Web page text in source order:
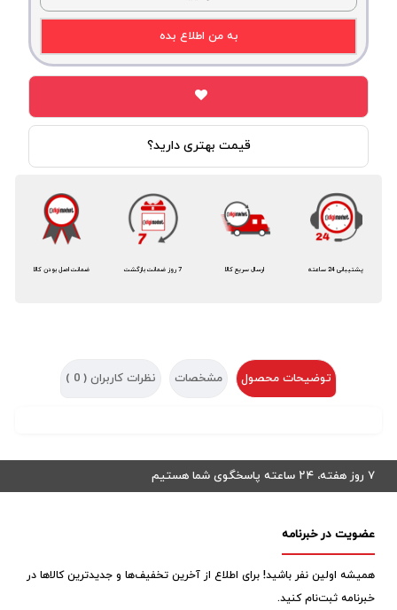
به من اطلاع بده
قیمت بهتری دارید؟
ضمانت اصل بودن کالا 7 روز ضمانت بازگشت ارسال سریع کالا پشتیبانی 24 ساعته
توضیحات محصول مشخصات نظرات کاربران ( 0
)
۷ روز هفته، ۲۴ ساعته پاسخگوی شما هستیم
عضویت در خبرنامه
همیشه اولین نفر باشید! برای اطلاع از آخرین تخفیف‌ها و جدیدترین کالاها در
خبرنامه ثبت‌نام کنید.